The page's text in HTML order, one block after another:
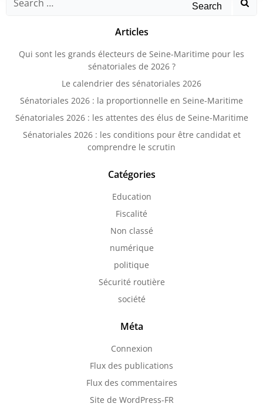
for:
Articles
Qui sont les grands électeurs de Seine-Maritime pour les
sénatoriales de 2026 ?
Le calendrier des sénatoriales 2026
Sénatoriales 2026 : la proportionnelle en Seine-Maritime
Sénatoriales 2026 : les attentes des élus de Seine-Maritime
Sénatoriales 2026 : les conditions pour être candidat et
comprendre le scrutin
Catégories
Education
Fiscalité
Non classé
numérique
politique
Sécurité routière
société
Méta
Connexion
Flux des publications
Flux des commentaires
Site de WordPress-FR